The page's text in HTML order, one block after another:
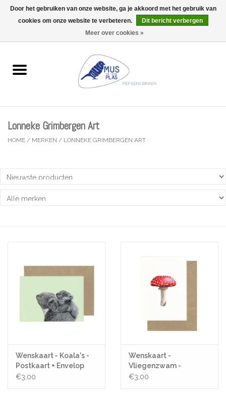
0 Artikelen - €0,00
Wenskaarten
Koopjes
Cadeaubonnen
Lonneke Grimbergen Art
HOME / MERKEN / LONNEKE GRIMBERGEN ART
Wenskaart - Koala's -
Postkaart + Envelop
€3,00
Wenskaart -
Vliegenzwam -
Postkaart + Envelop
€3,00
Door het gebruiken van onze website, ga je akkoord met het gebruik van
cookies om onze website te verbeteren.
Dit bericht verbergen
Meer over cookies »
Wij zijn uitzonderlijk gesloten op Do 06/08 en Do 13/08